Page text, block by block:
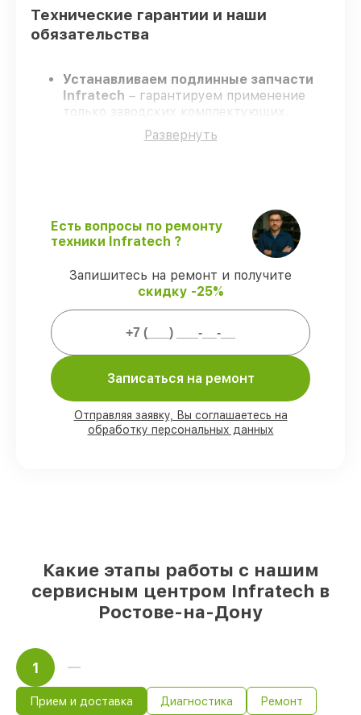
Технические гарантии и наши
обязательства
Устанавливаем подлинные запчасти
Infratech – гарантируем применение
только заводских комплектующих.
Сертифицированные специалисты
проходят строгий отбор, что
оптического прицела Infratech IT-124Н в
оговоренные сроки.
Гарантийное сопровождение– все
ремонтные услуги и комплектующие
защищены официальной гарантией
Мы гарантируем:
ремонтов выполняем с
возможностью личного присутствия
владельца
90%комплектующих Infratech готовы к
Развернуть
Есть вопросы по ремонту
техники Infratech ?
Запишитесь на ремонт и получите
скидку -25%
Записаться на ремонт
Отправляя заявку, Вы соглашаетесь на
обработку персональных данных
Какие этапы работы с нашим
сервисным центром Infratech в
Ростове-на-Дону
1
Прием и доставка Диагностика Ремонт